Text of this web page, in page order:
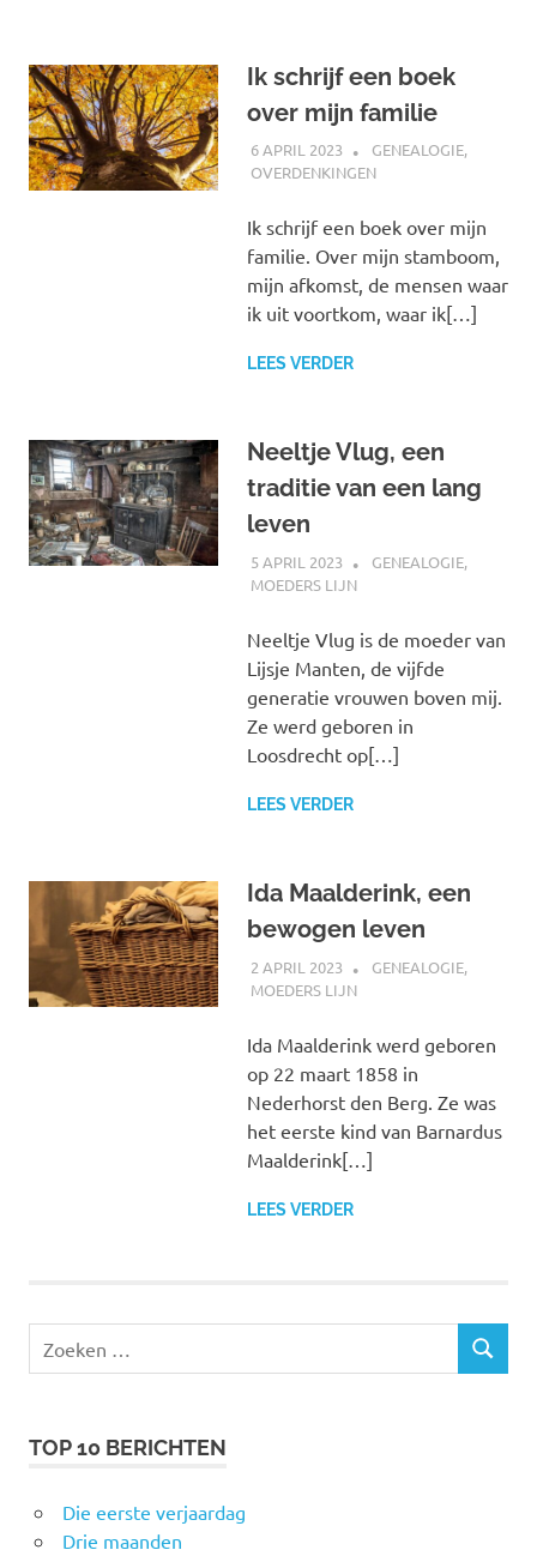
Ik schrijf een boek
over mijn familie
6 APRIL 2023 MARJOLEIN
GENEALOGIE,
OVERDENKINGEN
Ik schrijf een boek over mijn
familie. Over mijn stamboom,
mijn afkomst, de mensen waar
ik uit voortkom, waar ik[…]
LEES VERDER
Neeltje Vlug, een
traditie van een lang
leven
5 APRIL 2023 MARJOLEIN
GENEALOGIE,
MOEDERS LIJN
Neeltje Vlug is de moeder van
Lijsje Manten, de vijfde
generatie vrouwen boven mij.
Ze werd geboren in
Loosdrecht op[…]
LEES VERDER
Ida Maalderink, een
bewogen leven
2 APRIL 2023 MARJOLEIN
GENEALOGIE,
MOEDERS LIJN
Ida Maalderink werd geboren
op 22 maart 1858 in
Nederhorst den Berg. Ze was
het eerste kind van Barnardus
Maalderink[…]
LEES VERDER
naar:
ZOEKEN
TOP 10 BERICHTEN
Die eerste verjaardag
Drie maanden